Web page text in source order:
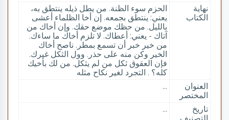
نهاية
الكتاب
الحزم سوء الظنة. من يطل ذيله ينتطق به،
يعني: ينتطق بجمعه. إن أخا الظلماء أعشى
بالليل. من حظك موضع حقك. وإن أخاك من
آتاك - يعني: أعطاك. لا تلزم أخاك ما ساءك.
من خير خبر أن تسمع بمطر. ناصح أخاك
الخير وكن منه على حذر. وول الثكل غيرك.
فإن العقوق ثكل من لم يثكل. من لك بأخيك
كله؟ . التجرد لغير نكاح مثله
العنوان
المختصر
...
تاريخ
...